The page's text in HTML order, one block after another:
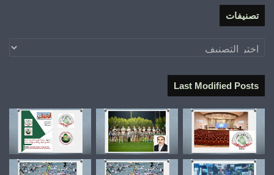
تصنيفات
تصنيفات
Last Modified Posts